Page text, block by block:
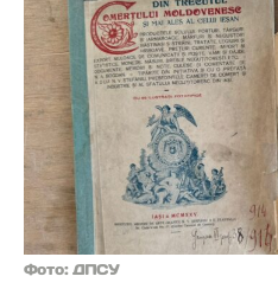
Фото: ДПСУ